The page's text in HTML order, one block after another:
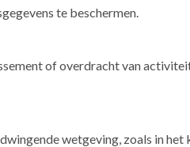
te beschermen.
of overdracht van
wetgeving, zoals in het